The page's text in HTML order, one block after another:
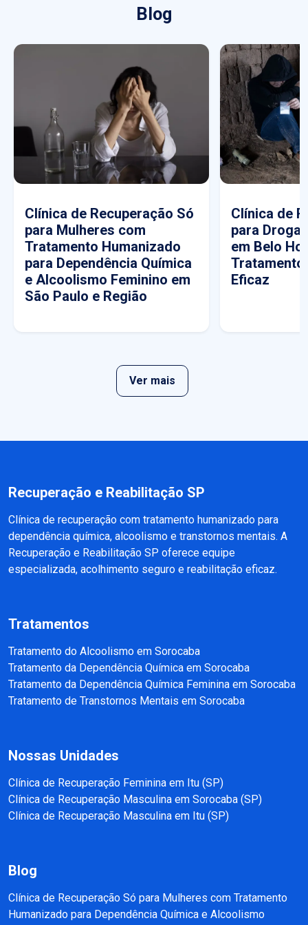
Blog
Clínica de Recuperação Só
para Mulheres com
Tratamento Humanizado
para Dependência Química
e Alcoolismo Feminino em
São Paulo e Região
Clínica de
para
em Belo
Tratamento
Eficaz
Ver mais
Recuperação e Reabilitação SP
Clínica de recuperação com tratamento humanizado para
dependência química, alcoolismo e transtornos mentais. A
Recuperação e Reabilitação SP oferece equipe
especializada, acolhimento seguro e reabilitação eficaz.
Tratamentos
Tratamento do Alcoolismo em Sorocaba
Tratamento da Dependência Química em Sorocaba
Tratamento da Dependência Química Feminina em Sorocaba
Tratamento de Transtornos Mentais em Sorocaba
Nossas Unidades
Clínica de Recuperação Feminina em Itu (SP)
Clínica de Recuperação Masculina em Sorocaba (SP)
Clínica de Recuperação Masculina em Itu (SP)
Blog
Clínica de Recuperação Só para Mulheres com Tratamento
Humanizado para Dependência Química e Alcoolismo